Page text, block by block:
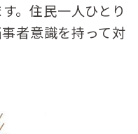
。住民一人ひとり
者意識を持って対